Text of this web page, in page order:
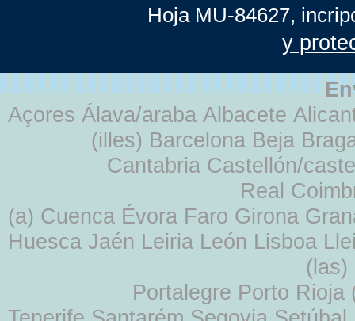
Hoja MU-84627,
y
Açores Álava/araba Albacete
(illes) Barcelona Beja
Cantabria Castellón/
Real
(a) Cuenca Évora Faro Girona
Huesca Jaén Leiria León Lisboa
Portalegre Porto